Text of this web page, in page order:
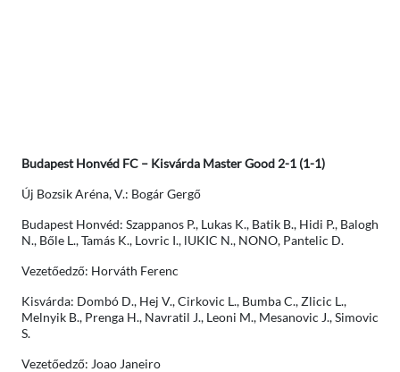
Budapest Honvéd FC – Kisvárda Master Good 2-1 (1-1)
Új Bozsik Aréna, V.: Bogár Gergő
Budapest Honvéd: Szappanos P., Lukas K., Batik B., Hidi P., Balogh
N., Bőle L., Tamás K., Lovric I., lUKIC N., NONO, Pantelic D.
Vezetőedző: Horváth Ferenc
Kisvárda: Dombó D., Hej V., Cirkovic L., Bumba C., Zlicic L.,
Melnyik B., Prenga H., Navratil J., Leoni M., Mesanovic J., Simovic
S.
Vezetőedző: Joao Janeiro